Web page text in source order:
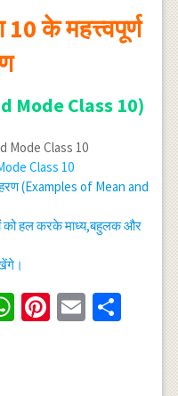
के महत्त्वपूर्ण
Mode Class 10)
Class 10
(Examples of Mean and
को हल करके माध्य,बहुलक और
WhatsApp
Pinterest
Email